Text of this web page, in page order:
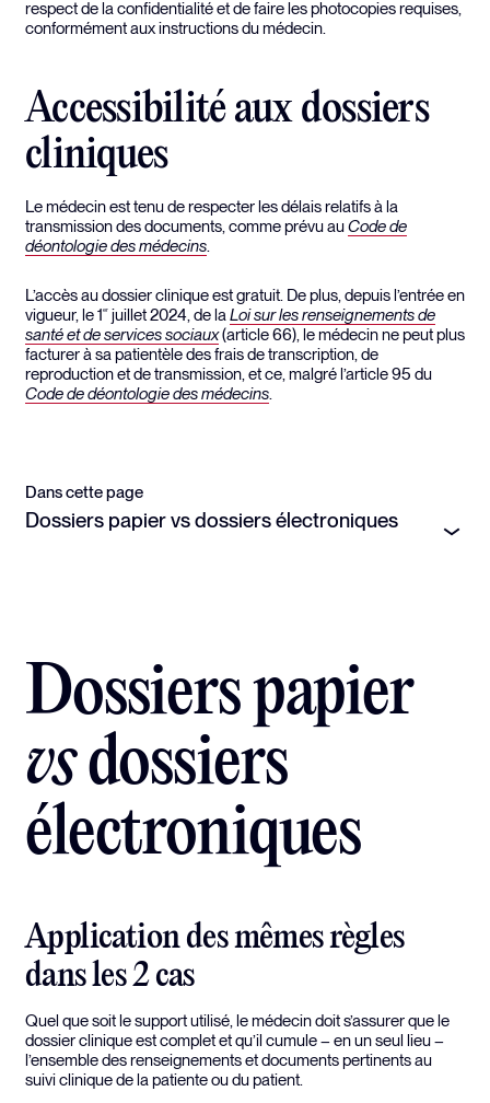
respect de la confidentialité et de faire les photocopies requises,
conformément aux instructions du médecin.
Accessibilité aux dossiers
cliniques
Le médecin est tenu de respecter les délais relatifs à la
transmission des documents, comme prévu auCode de
déontologie des médecins.
L’accès au dossier clinique est gratuit. De plus, depuis l’entrée en
vigueur, le 1 er juillet 2024, de laLoi sur les renseignements de
santé et de services sociaux(article 66), le médecin ne peut plus
facturer à sa patientèle des frais de transcription, de
reproduction et de transmission, et ce, malgré l’article 95 du
Code de déontologie des médecins.
Dans cette page
Dossiers papier vs dossiers électroniques
Dossiers papier
vsdossiers
électroniques
Application des mêmes règles
dans les 2 cas
Quel que soit le support utilisé, le médecin doit s’assurer que le
dossier clinique est complet et qu’il cumule – en un seul lieu –
l’ensemble des renseignements et documents pertinents au
suivi clinique de la patiente ou du patient.